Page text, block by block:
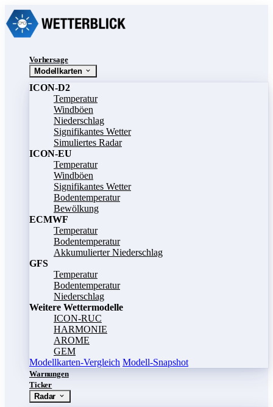
Vorhersage
Modellkarten
ICON-D2
Temperatur
Windböen
Niederschlag
Signifikantes Wetter
Simuliertes Radar
ICON-EU
Temperatur
Windböen
Signifikantes Wetter
Bodentemperatur
Bewölkung
ECMWF
Temperatur
Bodentemperatur
Akkumulierter Niederschlag
GFS
Temperatur
Bodentemperatur
Niederschlag
Weitere Wettermodelle
ICON-RUC
HARMONIE
AROME
GEM
Modellkarten-Vergleich Modell-Snapshot
Warnungen
Ticker
Radar